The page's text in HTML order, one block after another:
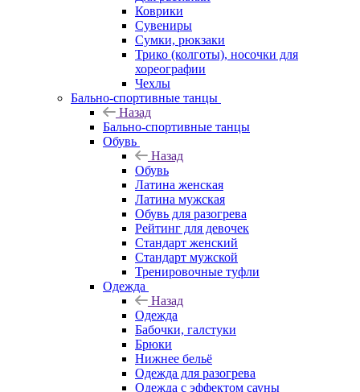
Коврики
Сувениры
Сумки, рюкзаки
Трико (колготы), носочки для
хореографии
Чехлы
Бально-спортивные танцы
Назад
Бально-спортивные танцы
Обувь
Назад
Обувь
Латина женская
Латина мужская
Обувь для разогрева
Рейтинг для девочек
Стандарт женский
Стандарт мужской
Тренировочные туфли
Одежда
Назад
Одежда
Бабочки, галстуки
Брюки
Нижнее бельё
Одежда для разогрева
Одежда с эффектом сауны